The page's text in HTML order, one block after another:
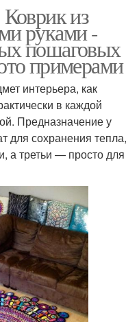
из
руками -
пошаговых
примерами
интерьера, как
в каждой
Предназначение у
для сохранения тепла,
а третьи — просто для